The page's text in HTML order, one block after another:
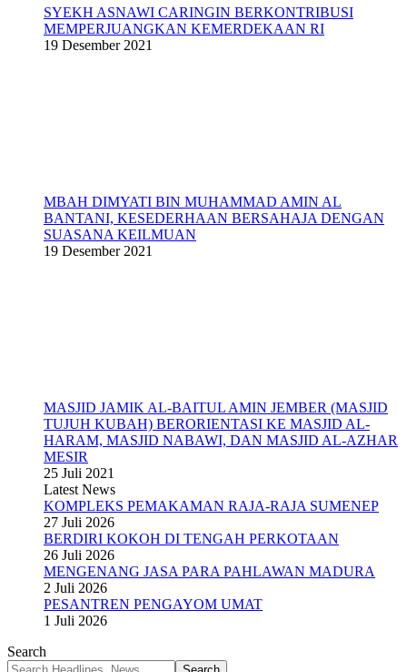
SYEKH ASNAWI CARINGIN BERKONTRIBUSI
MEMPERJUANGKAN KEMERDEKAAN RI
19 Desember 2021
MBAH DIMYATI BIN MUHAMMAD AMIN AL
BANTANI, KESEDERHAAN BERSAHAJA DENGAN
SUASANA KEILMUAN
19 Desember 2021
MASJID JAMIK AL-BAITUL AMIN JEMBER (MASJID
TUJUH KUBAH) BERORIENTASI KE MASJID AL-
HARAM, MASJID NABAWI, DAN MASJID AL-AZHAR
MESIR
25 Juli 2021
Latest News
KOMPLEKS PEMAKAMAN RAJA-RAJA SUMENEP
27 Juli 2026
BERDIRI KOKOH DI TENGAH PERKOTAAN
26 Juli 2026
MENGENANG JASA PARA PAHLAWAN MADURA
2 Juli 2026
PESANTREN PENGAYOM UMAT
1 Juli 2026
Search